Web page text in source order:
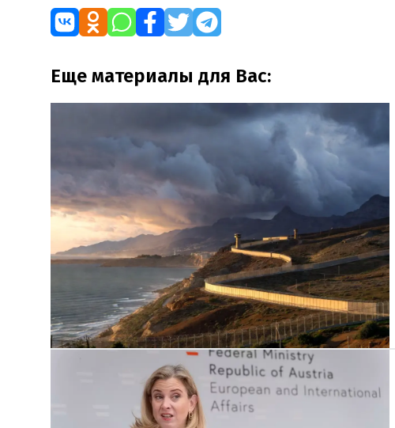
Еще материалы для Вас: